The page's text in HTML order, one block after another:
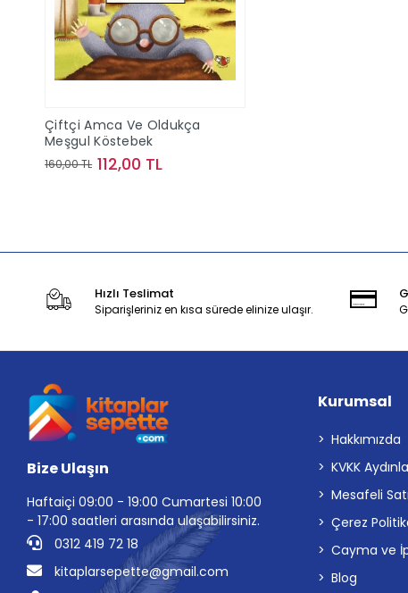
Çiftçi Amca Ve Oldukça
Meşgul Köstebek
160,00 TL 112,00 TL
Hızlı Teslimat
Siparişleriniz en kısa sürede elinize ulaşır.
Bize Ulaşın
Haftaiçi 09:00 - 19:00 Cumartesi 10:00
- 17:00 saatleri arasında ulaşabilirsiniz.
0312 419 72 18
kitaplarsepette@gmail.com
Kurumsal
Hakkımızda
KVKK
Mesafeli
Çerez
Cayma ve
Blog